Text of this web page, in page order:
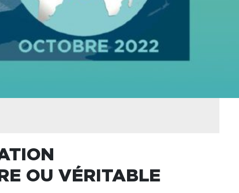
OU VÉRITABLE